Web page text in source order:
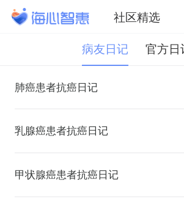
社区精选
病友日记 官方日
肺癌患者抗癌日记
乳腺癌患者抗癌日记
甲状腺癌患者抗癌日记